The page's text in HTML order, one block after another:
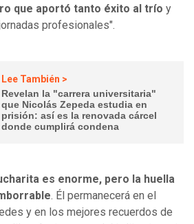
que aportó tanto éxito al trío y
profesionales".
Lee También >
Revelan la "carrera universitaria"
que Nicolás Zepeda estudia en
prisión: así es la renovada cárcel
donde cumplirá condena
es enorme, pero la huella
. Él permanecerá en el
y en los mejores recuerdos de